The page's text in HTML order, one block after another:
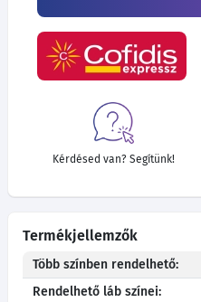
Kérdésed van? Segítünk!
Termékjellemzők
Több színben rendelhető:
Rendelhető láb színei: